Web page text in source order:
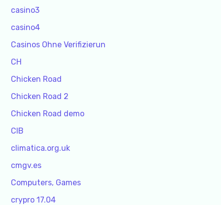
casino3
casino4
Casinos Ohne Verifizierun
CH
Chicken Road
Chicken Road 2
Chicken Road demo
CIB
climatica.org.uk
cmgv.es
Computers, Games
crypro 17.04